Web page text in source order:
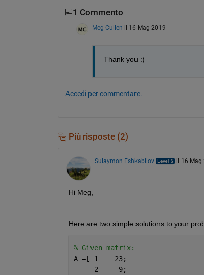
1 Commento
Meg Cullen il 16 Mag 2019
Thank you :)
Accedi per commentare.
Più risposte (2)
Sulaymon Eshkabilov il 16 Mag
Hi Meg,
Here are two simple solutions to your
% Given matrix:
A =[ 1    23;
     2     9;